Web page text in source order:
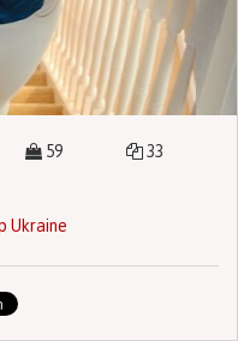
59 33
Ukraine